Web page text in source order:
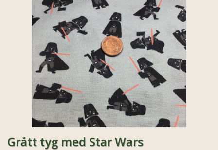
Grått tyg med Star Wars